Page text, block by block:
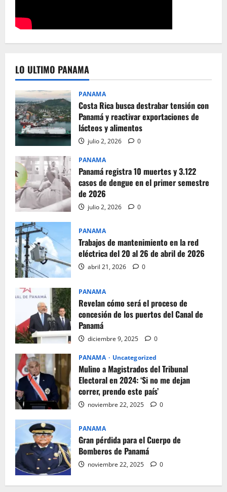
LO ULTIMO PANAMA
PANAMA
Costa Rica busca destrabar tensión con
Panamá y reactivar exportaciones de
lácteos y alimentos
julio 2, 2026 0
PANAMA
Panamá registra 10 muertes y 3.122
casos de dengue en el primer semestre
de 2026
julio 2, 2026 0
PANAMA
Trabajos de mantenimiento en la red
eléctrica del 20 al 26 de abril de 2026
abril 21, 2026 0
PANAMA
Revelan cómo será el proceso de
concesión de los puertos del Canal de
Panamá
diciembre 9, 2025 0
PANAMA Uncategorized
Mulino a Magistrados del Tribunal
Electoral en 2024: ‘Si no me dejan
correr, prendo este país’
noviembre 22, 2025 0
PANAMA
Gran pérdida para el Cuerpo de
Bomberos de Panamá
noviembre 22, 2025 0